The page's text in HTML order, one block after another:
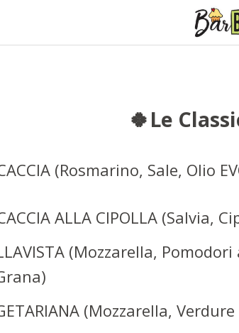
🍀Le
(Rosmarino, Sale, Olio
ALLA CIPOLLA (Salvia,
(Mozzarella,
(Mozzarella,